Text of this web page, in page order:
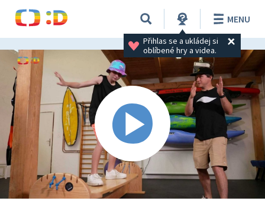
Přihlas se a ukládej si
oblíbené hry a videa.
MENU